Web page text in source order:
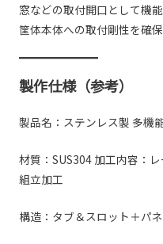
窓などの取付開口として機
筐体本体への取付剛性を確保
製作仕様（参考）
製品名：ステンレス製 多機
材質：SUS304 加工内容：
組立加工
構造：タブ＆スロット＋パ